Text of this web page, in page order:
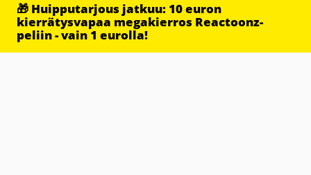
🎁 Huipputarjous jatkuu: 10 euron
kierrätysvapaa megakierros Reactoonz-
peliin - vain 1 eurolla!